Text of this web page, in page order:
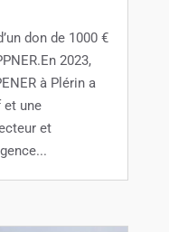
don de 1000 €
2023,
à Plérin a
et une
et